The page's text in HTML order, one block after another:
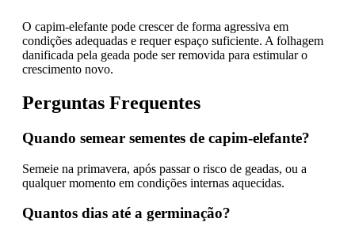
O capim-elefante pode crescer de forma agressiva em
condições adequadas e requer espaço suficiente. A folhagem
danificada pela geada pode ser removida para estimular o
crescimento novo.
Perguntas Frequentes
Quando semear sementes de capim-elefante?
Semeie na primavera, após passar o risco de geadas, ou a
qualquer momento em condições internas aquecidas.
Quantos dias até a germinação?